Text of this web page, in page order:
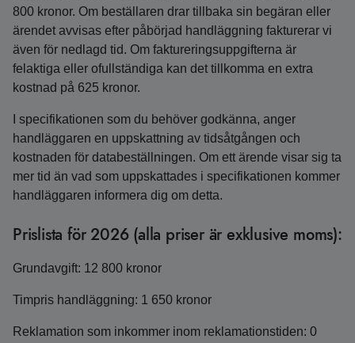
800 kronor. Om beställaren drar tillbaka sin begäran eller
ärendet avvisas efter påbörjad handläggning fakturerar vi
även för nedlagd tid. Om faktureringsuppgifterna är
felaktiga eller ofullständiga kan det tillkomma en extra
kostnad på 625 kronor.
I specifikationen som du behöver godkänna, anger
handläggaren en uppskattning av tidsåtgången och
kostnaden för databeställningen. Om ett ärende visar sig ta
mer tid än vad som uppskattades i specifikationen kommer
handläggaren informera dig om detta.
Prislista för 2026 (alla priser är exklusive moms):
Grundavgift: 12 800 kronor
Timpris handläggning: 1 650 kronor
Reklamation som inkommer inom reklamationstiden: 0